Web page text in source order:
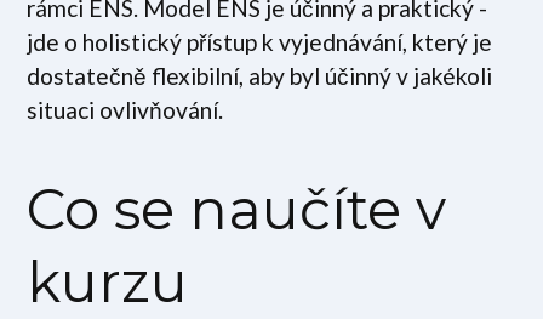
rámci ENS. Model ENS je účinný a praktický -
jde o holistický přístup k vyjednávání, který je
dostatečně flexibilní, aby byl účinný v jakékoli
situaci ovlivňování.
Co se naučíte v
kurzu